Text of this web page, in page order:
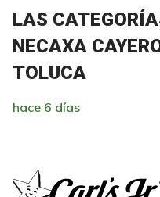
LAS
NECAXA
TOLUCA
hace 6 días